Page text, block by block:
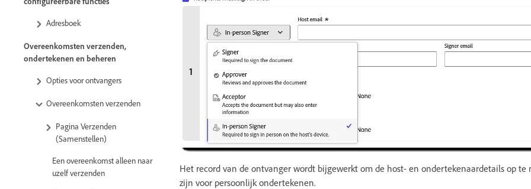
Adresboek
Overeenkomsten verzenden,
ondertekenen en beheren
Opties voor ontvangers
Overeenkomsten verzenden
Pagina Verzenden
(Samenstellen)
Een overeenkomst alleen naar
uzelf verzenden
Het record van de ontvanger wordt bijgewerkt om de host- en ondertekenaardetails op te
zijn voor persoonlijk ondertekenen.